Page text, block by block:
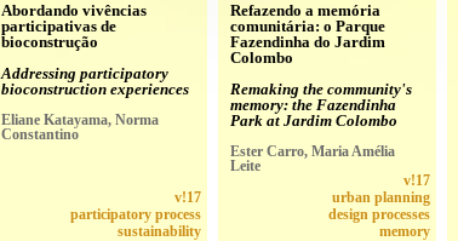
Abordando vivências
participativas de
bioconstrução
Addressing participatory
bioconstruction experiences
Eliane Katayama, Norma
Constantino
v!17
participatory process
sustainability
Refazendo a memória
comunitária: o Parque
Fazendinha do Jardim
Colombo
Remaking the community's
memory: the Fazendinha
Park at Jardim Colombo
Ester Carro, Maria Amélia
Leite
v!17
urban planning
design processes
memory